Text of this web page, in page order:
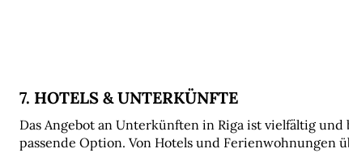
7. HOTELS & UNTERKÜNFTE
Das Angebot an Unterkünften in Riga ist vielfältig
passende Option. Von Hotels und Ferienwohnungen